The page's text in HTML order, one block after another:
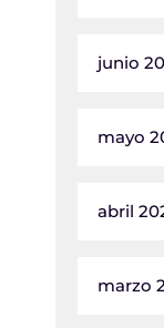
junio
mayo
abril
marzo